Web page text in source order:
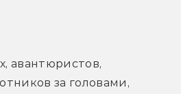
авантюристов,
за головами,